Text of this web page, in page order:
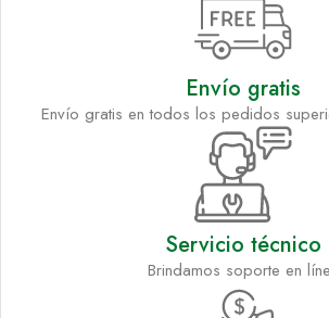
Envío gratis
Envío gratis en todos los pedidos
Servicio técnico
Brindamos soporte en